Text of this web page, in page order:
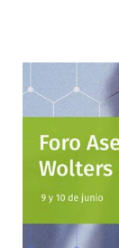
Programas